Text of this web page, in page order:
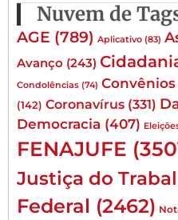
Nuvem de
AGE (789) Aplicativo (83)
Avanço (243)
Condolências (74) Convênios
(142) Coronavírus (331)
Democracia (407)
FENAJUFE
Justiça do
Federal (2462)